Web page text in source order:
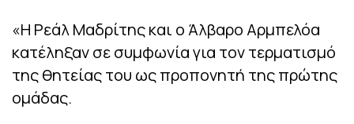
«Η Ρεάλ Μαδρίτης και ο Άλβαρο Αρμπελόα
κατέληξαν σε συμφωνία για τον τερματισμό
της θητείας του ως προπονητή της πρώτης
ομάδας.